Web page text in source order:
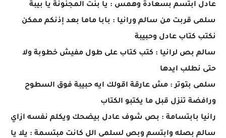
عادل ابتسم بسعادة وهمس : يا بنت المجنونة يا بيبة
سلمى قربت من سالم ورانيا : بابا ماما بعد إذنكم ممكن
نكتب كتاب عادل وحبيبة
سالم بص لرانيا : كتب كتاب على طول مفيش خطوبة ولا
حتى نطلب ايدها
سلمى بتوتر : مش عارقة اقولك ايه حبيبة فوق السطوح
ورافضة تنزل قبل ما يكتبو الكتاب
رانيا بابتسامة : بص شوف عادل بيضحك ويكلم نفسه ازاي
سالم بصله وابتسم وبص لسلمى الل كانت مبتسمة : يلا يا